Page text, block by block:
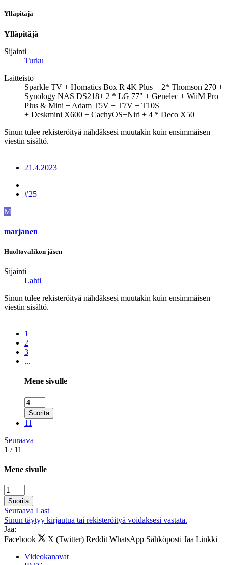
Ylläpitäjä
Ylläpitäjä
Sijainti
Turku
Laitteisto
Sparkle TV + Homatics Box R 4K Plus + 2* Thomson 270 +
Synology NAS DS218+ 2 * LG 77" + Genelec + WiiM Pro
Plus & Mini + Adam T5V + T7V + T10S
+ Deskmini X600 + CachyOS+Niri + 4 * Deco X50
Sinun tulee rekisteröityä nähdäksesi muutakin kuin ensimmäisen
viestin sisältö.
21.4.2023
#25
M
marjanen
Huoltovalikon jäsen
Sijainti
Lahti
Sinun tulee rekisteröityä nähdäksesi muutakin kuin ensimmäisen
viestin sisältö.
1
2
3
...
Mene sivulle
Suorita
11
Seuraava
1 / 11
Mene sivulle
Suorita
Seuraava Last
Sinun täytyy kirjautua tai rekisteröityä voidaksesi vastata.
Jaa:
Facebook
X (Twitter) Reddit WhatsApp Sähköposti Jaa Linkki
Videokanavat